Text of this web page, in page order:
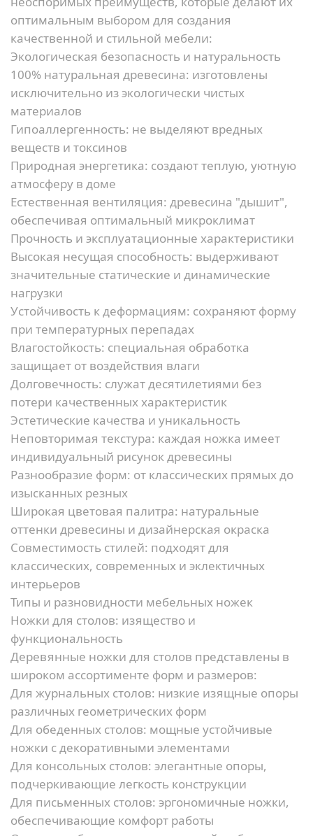
оптимальным выбором для создания
качественной и стильной мебели:
Экологическая безопасность и натуральность
100% натуральная древесина: изготовлены
исключительно из экологически чистых
материалов
Гипоаллергенность: не выделяют вредных
веществ и токсинов
Природная энергетика: создают теплую, уютную
атмосферу в доме
Естественная вентиляция: древесина "дышит",
обеспечивая оптимальный микроклимат
Прочность и эксплуатационные характеристики
Высокая несущая способность: выдерживают
значительные статические и динамические
нагрузки
Устойчивость к деформациям: сохраняют форму
при температурных перепадах
Влагостойкость: специальная обработка
защищает от воздействия влаги
Долговечность: служат десятилетиями без
потери качественных характеристик
Эстетические качества и уникальность
Неповторимая текстура: каждая ножка имеет
индивидуальный рисунок древесины
Разнообразие форм: от классических прямых до
изысканных резных
Широкая цветовая палитра: натуральные
оттенки древесины и дизайнерская окраска
Совместимость стилей: подходят для
классических, современных и эклектичных
интерьеров
Типы и разновидности мебельных ножек
Ножки для столов: изящество и
функциональность
Деревянные ножки для столов представлены в
широком ассортименте форм и размеров:
Для журнальных столов: низкие изящные опоры
различных геометрических форм
Для обеденных столов: мощные устойчивые
ножки с декоративными элементами
Для консольных столов: элегантные опоры,
подчеркивающие легкость конструкции
Для письменных столов: эргономичные ножки,
обеспечивающие комфорт работы